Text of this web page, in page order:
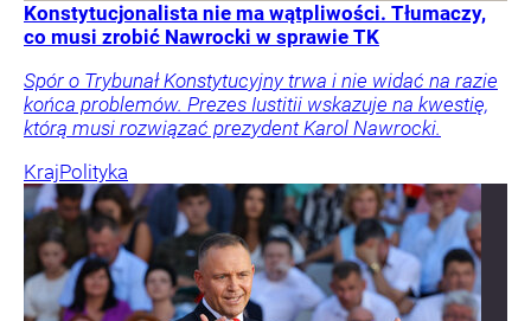
Konstytucjonalista nie ma wątpliwości. Tłumaczy,
co musi zrobić Nawrocki w sprawie TK
Spór o Trybunał Konstytucyjny trwa i nie widać na razie
końca problemów. Prezes Iustitii wskazuje na kwestię,
którą musi rozwiązać prezydent Karol Nawrocki.
KrajPolityka